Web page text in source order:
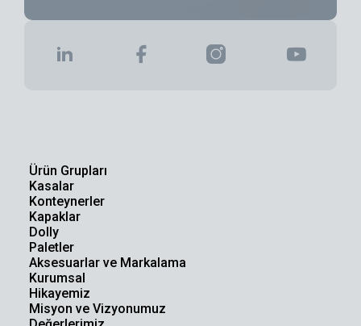
Ürün Grupları
Kasalar
Konteynerler
Kapaklar
Dolly
Paletler
Aksesuarlar ve Markalama
Kurumsal
Hikayemiz
Misyon ve Vizyonumuz